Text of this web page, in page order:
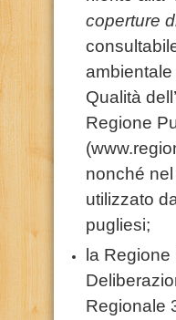
coperture
ambientale
Qualità
Regione
nonché
utilizzato
pugliesi;
la Regione
Regionale